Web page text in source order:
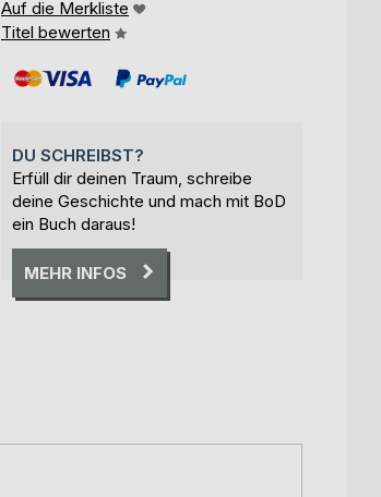
Auf die Merkliste
Titel bewerten
DU SCHREIBST?
Erfüll dir deinen Traum, schreibe
deine Geschichte und mach mit BoD
ein Buch daraus!
MEHR INFOS